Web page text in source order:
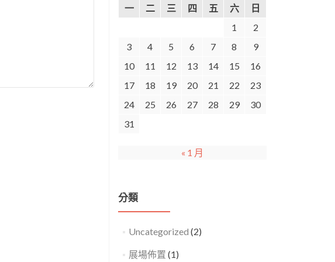
一 二 三 四 五 六
日
1
2
3
4 5 6 7 8
9
10
11 12 13 14 15
16
17
18 19 20 21 22
23
24
25 26 27 28 29
30
31
« 1 月
分類
Uncategorized (2)
展場佈置 (1)